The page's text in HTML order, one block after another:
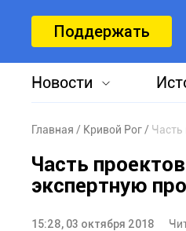
Поддержать
Новости
Главная Кривой Рог Часть
Часть
экспертную
15:28, 03 октября 2018